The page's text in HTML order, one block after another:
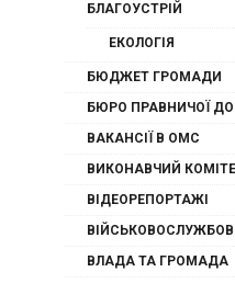
БЛАГОУСТРІЙ
ЕКОЛОГІЯ
БЮДЖЕТ ГРОМАДИ
БЮРО ПРАВНИЧОЇ
ВАКАНСІЇ В ОМС
ВИКОНАВЧИЙ
ВІДЕОРЕПОРТАЖІ
ВЛАДА ТА ГРОМАДА